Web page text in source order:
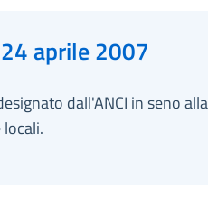
aprile 2007
dall'ANCI in seno